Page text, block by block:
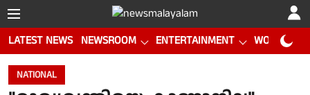
LATEST NEWS NEWSROOM ENTERTAINMENT WORLD CUP
NATIONAL